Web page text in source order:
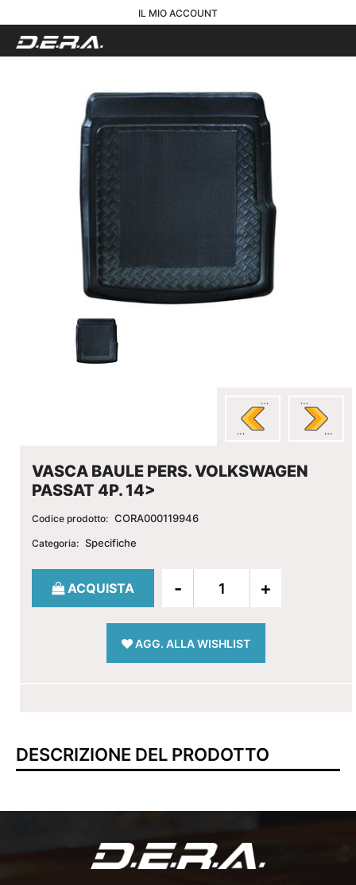
IL MIO ACCOUNT
VASCA BAULE PERS. VOLKSWAGEN
PASSAT 4P. 14>
Codice prodotto: CORA000119946
Categoria: Specifiche
Quantità
ACQUISTA
AGG. ALLA WISHLIST
DESCRIZIONE DEL PRODOTTO